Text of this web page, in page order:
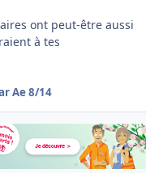
ont peut-être aussi
à tes
Ae 8/14